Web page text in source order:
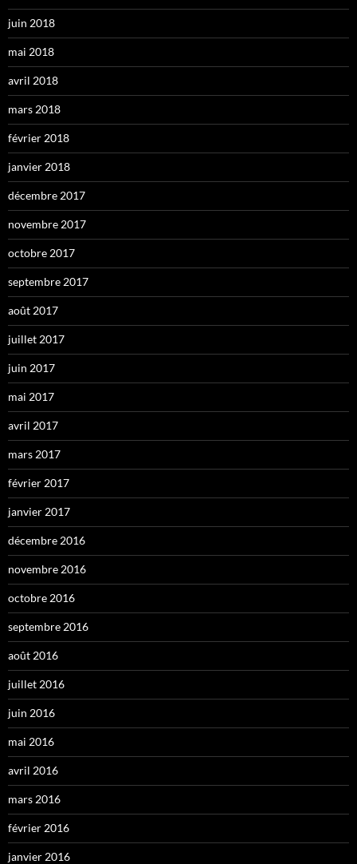
juin 2018
mai 2018
avril 2018
mars 2018
février 2018
janvier 2018
décembre 2017
novembre 2017
octobre 2017
septembre 2017
août 2017
juillet 2017
juin 2017
mai 2017
avril 2017
mars 2017
février 2017
janvier 2017
décembre 2016
novembre 2016
octobre 2016
septembre 2016
août 2016
juillet 2016
juin 2016
mai 2016
avril 2016
mars 2016
février 2016
janvier 2016